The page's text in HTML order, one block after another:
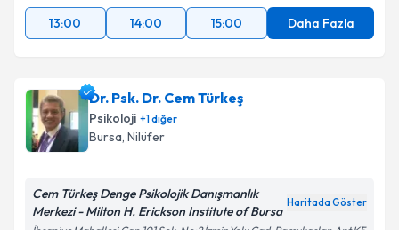
13:00
14:00 15:00 Daha Fazla
Dr. Psk. Dr. Cem Türkeş
Psikoloji +1diğer
Bursa, Nilüfer
Cem Türkeş Denge Psikolojik Danışmanlık
Merkezi - Milton H. Erickson Institute of Bursa
Haritada Göster